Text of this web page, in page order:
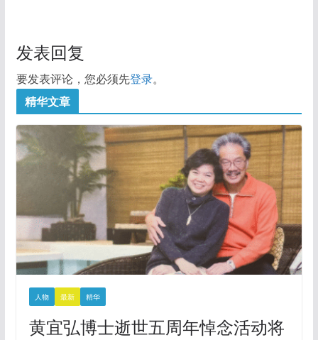
发表回复
要发表评论，您必须先登录。
精华文章
人物 最新 精华
黄宜弘博士逝世五周年悼念活动将